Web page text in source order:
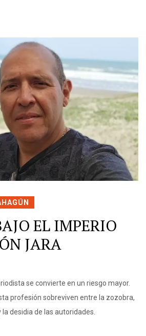
EL IMPERIO
JARA
se convierte en un riesgo mayor.
profesión sobreviven entre la zozobra,
desidia de las autoridades.